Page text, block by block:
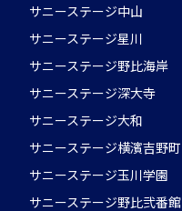
サニーステージ中山
サニーステージ星川
サニーステージ野比海岸
サニーステージ深大寺
サニーステージ大和
サニーステージ横濱吉野町
サニーステージ玉川学園
サニーステージ野比弐番館